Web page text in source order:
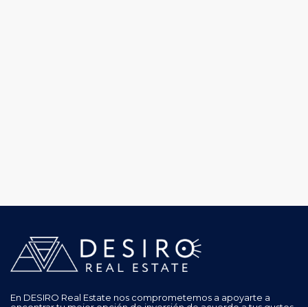
En DESIRO Real Estate nos comprometemos a apoyarte a